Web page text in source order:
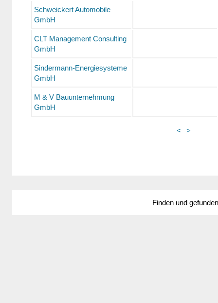
Schweickert Automobile
GmbH
CLT Management Consulting
GmbH
Sindermann-Energiesysteme
GmbH
M & V Bauunternehmung
GmbH
< >
Finden und